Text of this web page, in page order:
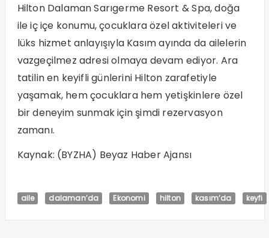
Hilton Dalaman Sarıgerme Resort & Spa, doğa
ile iç içe konumu, çocuklara özel aktiviteleri ve
lüks hizmet anlayışıyla Kasım ayında da ailelerin
vazgeçilmez adresi olmaya devam ediyor. Ara
tatilin en keyifli günlerini Hilton zarafetiyle
yaşamak, hem çocuklara hem yetişkinlere özel
bir deneyim sunmak için şimdi rezervasyon
zamanı.
Kaynak: (BYZHA) Beyaz Haber Ajansı
aile dalaman’da Ekonomi hilton kasım’da keyfi